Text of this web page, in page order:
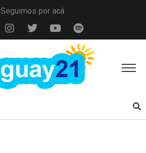
Seguimos por acá